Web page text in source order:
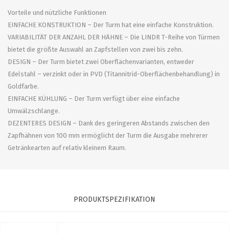
Vorteile und nützliche Funktionen
EINFACHE KONSTRUKTION – Der Turm hat eine einfache Konstruktion.
VARIABILITÄT DER ANZAHL DER HÄHNE – Die LINDR T-Reihe von Türmen
bietet die größte Auswahl an Zapfstellen von zwei bis zehn.
DESIGN – Der Turm bietet zwei Oberflächenvarianten, entweder
Edelstahl – verzinkt oder in PVD (Titannitrid-Oberflächenbehandlung) in
Goldfarbe.
EINFACHE KÜHLUNG – Der Turm verfügt über eine einfache
Umwälzschlange.
DEZENTERES DESIGN – Dank des geringeren Abstands zwischen den
Zapfhähnen von 100 mm ermöglicht der Turm die Ausgabe mehrerer
Getränkearten auf relativ kleinem Raum.
PRODUKTSPEZIFIKATION